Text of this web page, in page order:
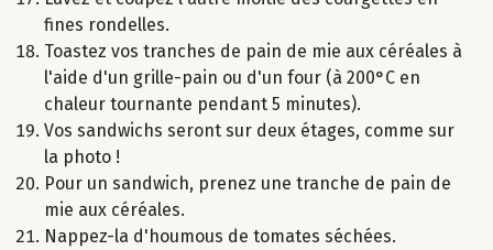
fines rondelles.
Toastez vos tranches de pain de mie aux céréales à
l'aide d'un grille-pain ou d'un four (à 200°C en
chaleur tournante pendant 5 minutes).
Vos sandwichs seront sur deux étages, comme sur
la photo !
Pour un sandwich, prenez une tranche de pain de
mie aux céréales.
Nappez-la d'houmous de tomates séchées.